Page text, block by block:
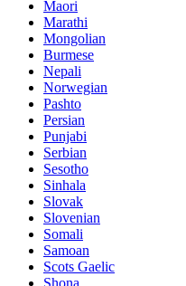
Maori
Marathi
Mongolian
Burmese
Nepali
Norwegian
Pashto
Persian
Punjabi
Serbian
Sesotho
Sinhala
Slovak
Slovenian
Somali
Samoan
Scots Gaelic